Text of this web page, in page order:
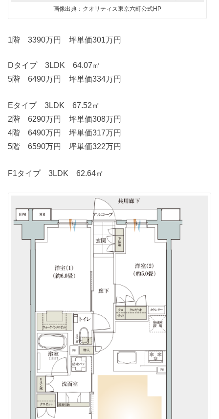
画像出典：クオリティス東京六町公式HP
1階 3390万円 坪単価301万円
Dタイプ 3LDK 64.07㎡
5階 6490万円 坪単価334万円
Eタイプ 3LDK 67.52㎡
2階 6290万円 坪単価308万円
4階 6490万円 坪単価317万円
5階 6590万円 坪単価322万円
F1タイプ 3LDK 62.64㎡